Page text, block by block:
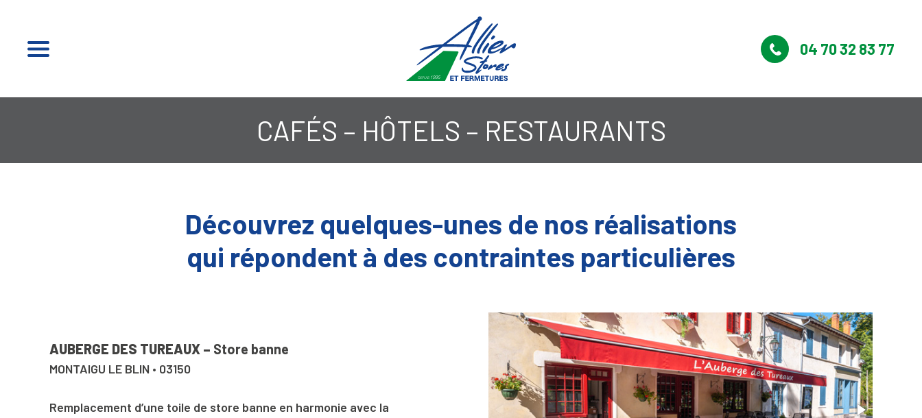
04 70 32 83 77
CAFÉS – HÔTELS – RESTAURANTS
Découvrez quelques-unes de nos réalisations
qui répondent à des contraintes particulières
AUBERGE DES TUREAUX – Store banne
MONTAIGU LE BLIN • 03150
Remplacement d’une toile de store banne en harmonie avec la